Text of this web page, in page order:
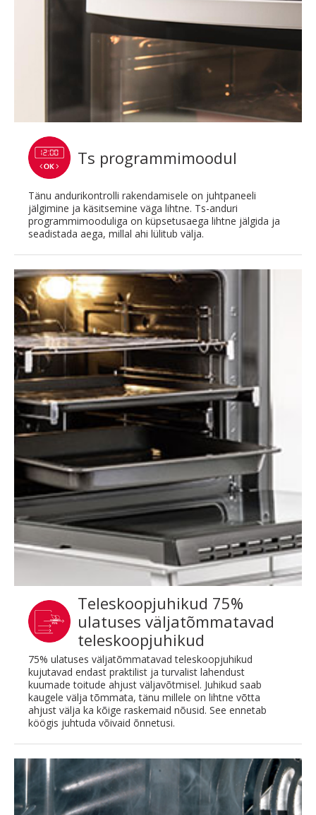
Ts programmimoodul
Tänu andurikontrolli rakendamisele on juhtpaneeli
jälgimine ja käsitsemine väga lihtne. Ts-anduri
programmimooduliga on küpsetusaega lihtne jälgida ja
seadistada aega, millal ahi lülitub välja.
Teleskoopjuhikud 75%
ulatuses väljatõmmatavad
teleskoopjuhikud
75% ulatuses väljatõmmatavad teleskoopjuhikud
kujutavad endast praktilist ja turvalist lahendust
kuumade toitude ahjust väljavõtmisel. Juhikud saab
kaugele välja tõmmata, tänu millele on lihtne võtta
ahjust välja ka kõige raskemaid nõusid. See ennetab
köögis juhtuda võivaid õnnetusi.